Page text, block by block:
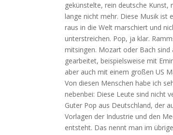
gekünstelte, rein deutsche
lange nicht mehr. Diese Musik ist
raus in die Welt marschiert und
unterstreichen. Pop, ja klar.
mitsingen. Mozart oder Bach sind
gearbeitet, beispielsweise mit
aber auch mit einem großen US
Von diesen Menschen habe ich
nebenbei: Diese Leute sind nicht
Guter Pop aus Deutschland, der
Vorlagen der Industrie und den
entsteht. Das nennt man im